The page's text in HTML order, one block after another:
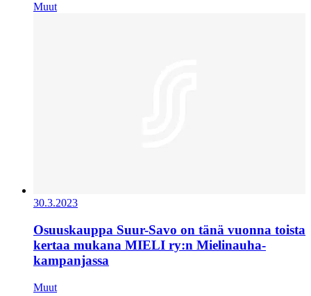
Muut
30.3.2023
Osuuskauppa Suur-Savo on tänä vuonna toista
kertaa mukana MIELI ry:n Mielinauha-
kampanjassa
Muut